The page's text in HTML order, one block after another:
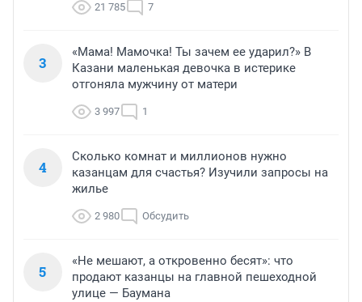
21 785 7
3
«Мама! Мамочка! Ты зачем ее ударил?» В
Казани маленькая девочка в истерике
отгоняла мужчину от матери
3 997 1
4
Сколько комнат и миллионов нужно
казанцам для счастья? Изучили запросы на
жилье
2 980 Обсудить
5
«Не мешают, а откровенно бесят»: что
продают казанцы на главной пешеходной
улице — Баумана